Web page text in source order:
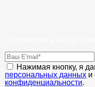
Нажимая кнопку, я
персональных данных и
конфиденциальности.